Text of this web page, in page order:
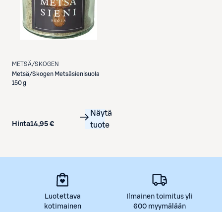
METSÄ/SKOGEN
Metsä/Skogen Metsäsienisuola
150 g
Hinta14,95 €
Näytä
tuote
Luotettava
kotimainen
Ilmainen toimitus yli
600 myymälään